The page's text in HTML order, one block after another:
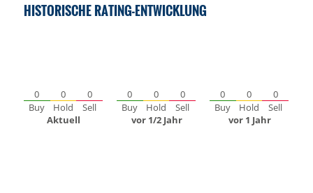
HISTORISCHE RATING-ENTWICKLUNG
0
Buy
0
Hold
0
Sell
Aktuell
0
Buy
0
Hold
0
Sell
vor 1/2 Jahr
0
Buy
0
Hold
0
Sell
vor 1 Jahr